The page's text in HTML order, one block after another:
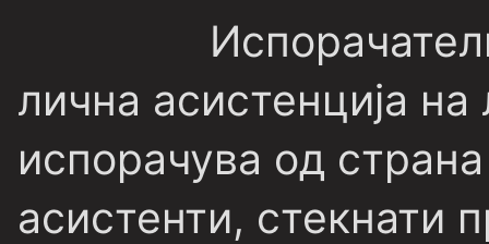
Испорачатели
лична асистенција
испорачува од
асистенти, стекнати